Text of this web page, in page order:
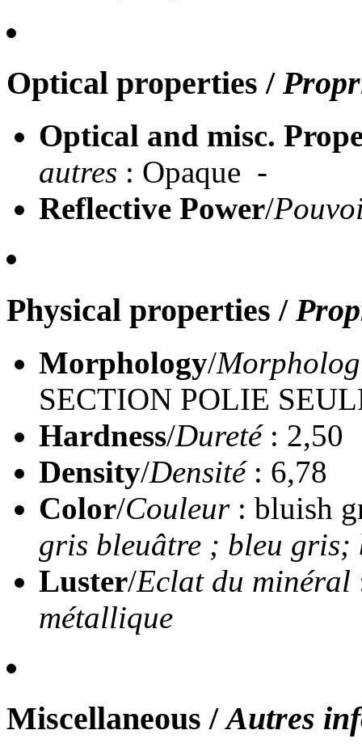
Optical properties /
Optical and misc.
autres : Opaque -
Reflective Power/
Physical properties /
Morphology/
SECTION POLIE
Hardness/Dureté: 2,50
Density/Densité: 6,78
Color/Couleur: bluish
gris bleuâtre ; bleu gris;
Luster/Eclat du minéral
métallique
Miscellaneous /Autres